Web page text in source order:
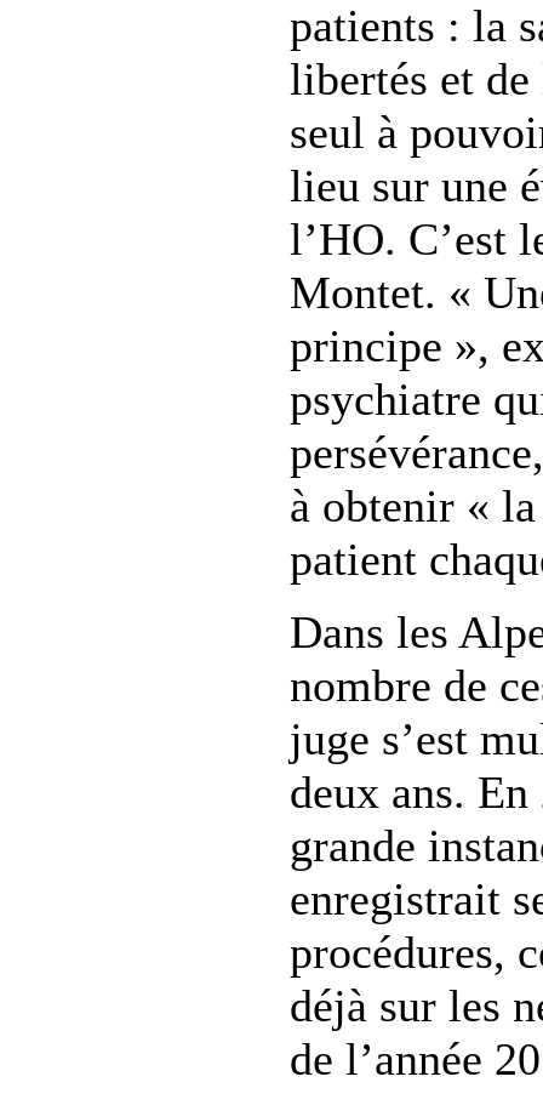
patients : la
libertés et
seul à
lieu sur une
l’HO. C’est
Montet. «
principe »,
psychiatre
à obtenir «
patient
Dans les
nombre de
juge s’est
deux ans.
grande
enregistrait
procédures,
déjà sur les
de l’année